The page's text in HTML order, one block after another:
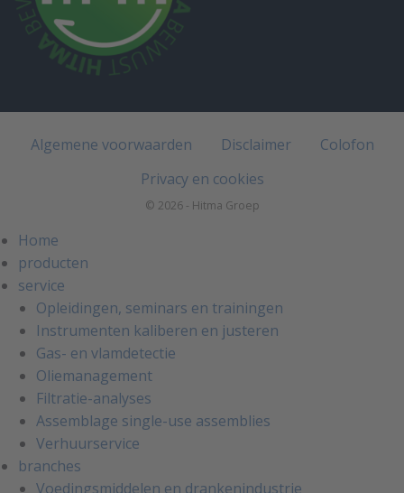
Algemene voorwaarden Disclaimer
Colofon
Privacy en cookies
© 2026 - Hitma Groep
Home
producten
service
Opleidingen, seminars en trainingen
Instrumenten kaliberen en justeren
Gas- en vlamdetectie
Oliemanagement
Filtratie-analyses
Assemblage single-use assemblies
Verhuurservice
branches
Voedingsmiddelen en drankenindustrie